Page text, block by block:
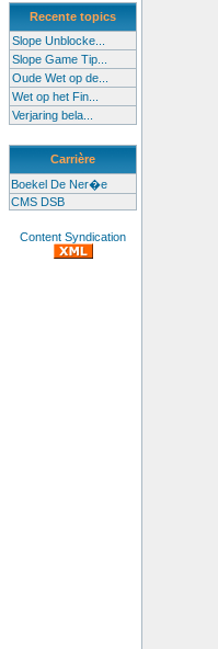
Recente topics
Slope Unblocke...
Slope Game Tip...
Oude Wet op de...
Wet op het Fin...
Verjaring bela...
Carrière
Boekel De Ner�e
CMS DSB
Content Syndication